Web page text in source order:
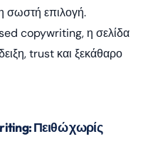
η σωστή επιλογή.
copywriting, η σελίδα
trust και ξεκάθαρο
Πειθώ χωρίς